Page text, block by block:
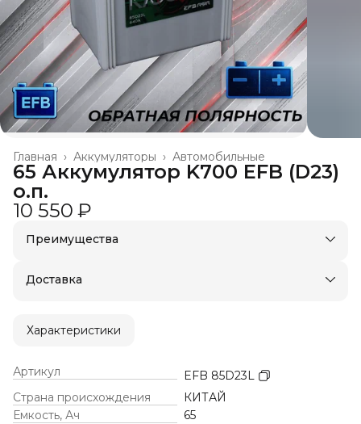
Автомобильные
Аккумуляторы ›
Главная ›
65 Аккумулятор K700 EFB (D23)
о.п.
10 550 ₽
Преимущества
Доставка в пункты выдачи или до двери
Доставка
Характеристики
Артикул
EFB 85D23L
Страна происхождения
КИТАЙ
Емкость, Ач
65